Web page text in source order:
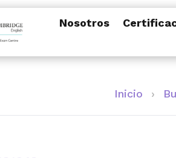
Nosotros
Inicio ›